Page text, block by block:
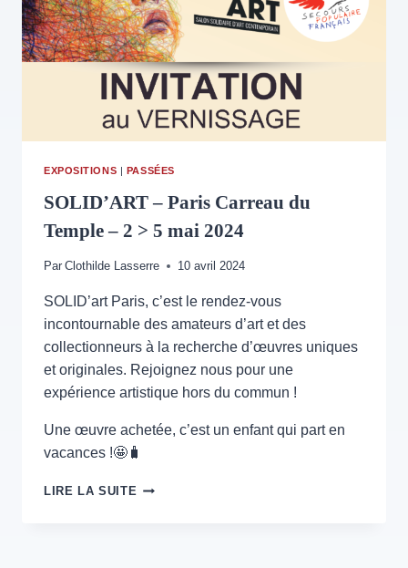
>
4
MAI
2025
EXPOSITIONS | PASSÉES
SOLID’ART – Paris Carreau du
Temple – 2 > 5 mai 2024
Par Clothilde Lasserre 10 avril 2024
SOLID’art Paris, c’est le rendez-vous
incontournable des amateurs d’art et des
collectionneurs à la recherche d’œuvres uniques
et originales. Rejoignez nous pour une
expérience artistique hors du commun !
Une œuvre achetée, c’est un enfant qui part en
vacances !🤩🧳
LIRE LA SUITE SOLID’ART